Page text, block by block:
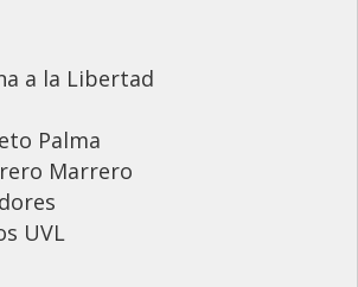
a la Libertad
Palma
Marrero
UVL